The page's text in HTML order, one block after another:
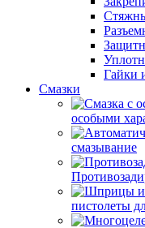
Гайки
Смазки
особыми
смазывание
пистолеты